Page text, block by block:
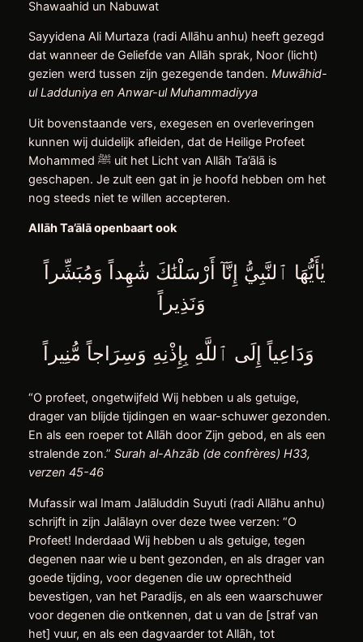
Shawaahid un Nabuwat
Sayyidena Ali Murtaza (radi Allāhu anhu) heeft gezegd
dat wanneer de Geliefde van Allāh sprak, Noor (licht)
gezien werd ​tussen zijn gezegende tanden. Muwāhid-
ul Ladduniya en Anwar-ul Muhammadiyya
Uit bovenstaande vers, exegesen en overleveringen
kunnen wij duidelijk afleiden, dat de Heilige Profeet
Mohammed ﷺ uit het Licht van Allāh Ta’ālā is
geschapen. Je zult een gat in je hoofd hebben om het
nog steeds niet te willen accepteren.
Allāh Ta’ālā openbaart ook
وَنَذِيراً
“O profeet, ongetwijfeld Wij hebben u als getuige,
drager van blijde tijdingen en waar-schuwer gezonden.
En als een roeper tot Allāh door Zijn gebod, en als een
stralende zon.” Surah al-Ahzāb (de confrères) H33,
verzen 45-46
Mufassir wal Imam Jalāluddin Suyuti (radi Allāhu anhu)
schrijft in zijn Jalālayn over deze twee verzen: “O
Profeet! Inderdaad Wij hebben u als getuige, tegen
degenen naar wie u bent gezonden, en als drager van
goede tijding, voor degenen die uw oprechtheid
bevestigen, van het Paradijs, en als een waarschuwer
voor degenen die ontkennen, dat u van de [straf van
het] vuur, en als een dagvaarder tot Allāh, tot